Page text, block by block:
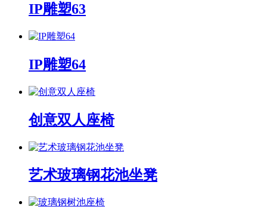
IP雕塑63
IP雕塑64
创意双人座椅
艺术玻璃钢花池坐凳